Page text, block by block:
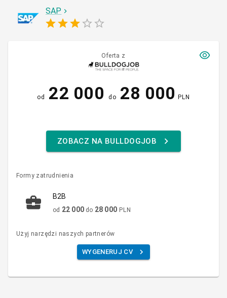
SAP
Oferta z
od 22 000 do 28 000 PLN
ZOBACZ NA BULLDOGJOB
Formy zatrudnienia
B2B
od 22 000 do 28 000 PLN
Użyj narzędzi naszych partnerów
WYGENERUJ CV